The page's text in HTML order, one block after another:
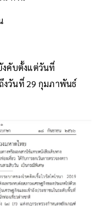
คับตั้งแต่วันที่
งวันที่ 29 กุมภาพันธ์